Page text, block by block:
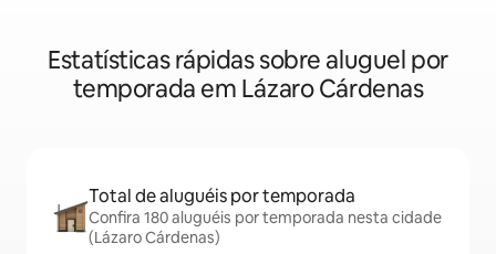
Estatísticas rápidas sobre aluguel por
temporada em Lázaro Cárdenas
Total de aluguéis por temporada
Confira 180 aluguéis por temporada nesta cidade
(Lázaro Cárdenas)